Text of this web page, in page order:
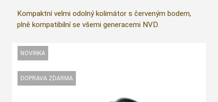
Kompaktní velmi odolný kolimátor s červeným bodem,
plně kompatibilní se všemi generacemi NVD.